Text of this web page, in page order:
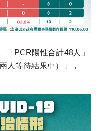
「PCR陽性合計48人」
人等待結果中）」，